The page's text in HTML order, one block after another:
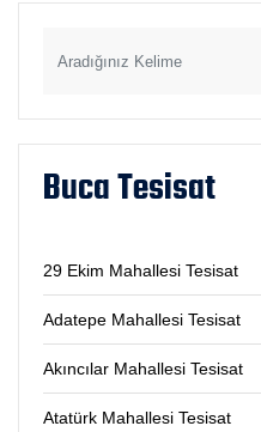
Buca Tesisat
29 Ekim Mahallesi Tesisat
Adatepe Mahallesi Tesisat
Akıncılar Mahallesi Tesisat
Atatürk Mahallesi Tesisat